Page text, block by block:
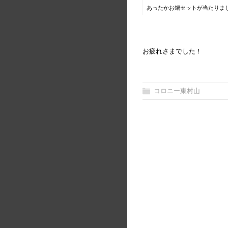
あったかお鍋セットが当たりま
お疲れさまでした！
コロニー東村山